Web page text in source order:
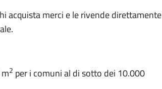
acquista merci e le rivende direttamente
2 per i comuni al di sotto dei 10.000